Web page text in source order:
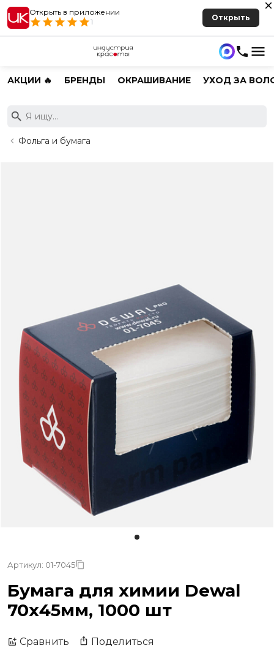
Открыть в приложении
1
Открыть
АКЦИИ 🔥 БРЕНДЫ ОКРАШИВАНИЕ УХОД ЗА
Фольга и бумага
Артикул: 01-7045
Бумага для химии Dewal
70х45мм, 1000 шт
Сравнить Поделиться